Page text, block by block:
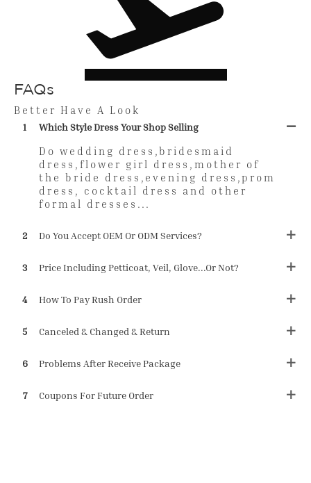
FAQs
Better Have A Look
1 Which Style Dress Your Shop Selling
Do wedding dress,bridesmaid
dress,flower girl dress,mother of
the bride dress,evening dress,prom
dress, cocktail dress and other
formal dresses...
2 Do You Accept OEM Or ODM Services?
3 Price Including Petticoat, Veil, Glove...or Not?
4 How To Pay Rush Order
5 Canceled & Changed & Return
6 Problems After Receive Package
7 Coupons For Future Order